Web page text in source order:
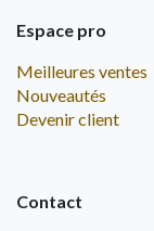
Espace pro
Meilleures ventes
Nouveautés
Devenir client
Contact